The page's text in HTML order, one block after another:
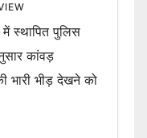
स्थापित पुलिस
कांवड़
भारी भीड़ देखने को